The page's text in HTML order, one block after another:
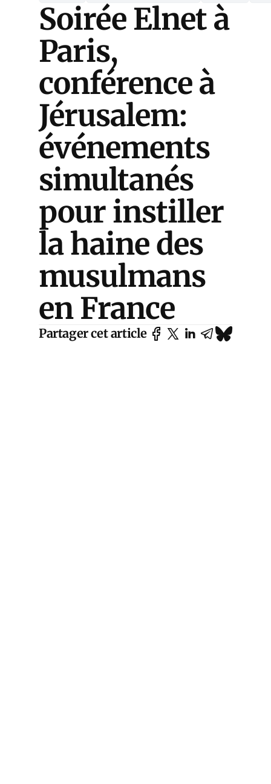
Soirée Elnet à
Paris,
conférence à
Jérusalem:
événements
simultanés
pour instiller
la haine des
musulmans
en France
Partager cet article